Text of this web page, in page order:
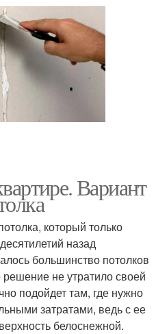
Вариант
который только
назад
большинство потолков
решение не утратило своей
подойдет там, где нужно
затратами, ведь с ее
белоснежной.